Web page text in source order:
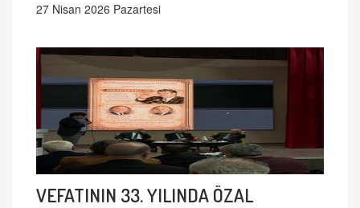
27 Nisan 2026 Pazartesi
VEFATININ 33. YILINDA ÖZAL